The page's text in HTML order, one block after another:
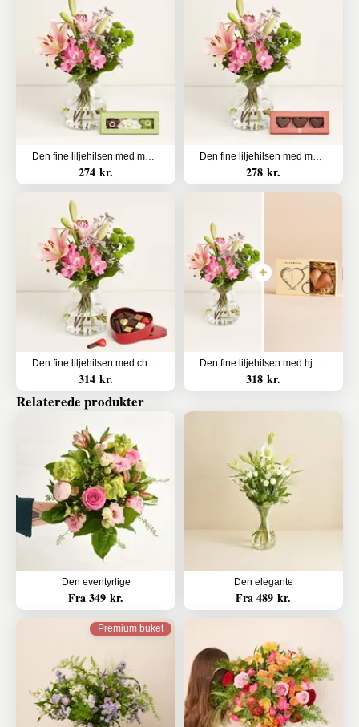
Den fine liljehilsen med marcipanblomster
274 kr.
Den fine liljehilsen med marcipanhjerter
278 kr.
Den fine liljehilsen med chokolade hjerte
314 kr.
Den fine liljehilsen med hjertenøglering
318 kr.
Relaterede produkter
Den eventyrlige
Fra 349 kr.
Den elegante
Fra 489 kr.
Premium buket